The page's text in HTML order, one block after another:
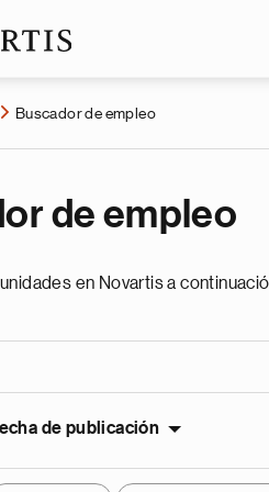
Buscador de empleo
de empleo
en Novartis a
de publicación